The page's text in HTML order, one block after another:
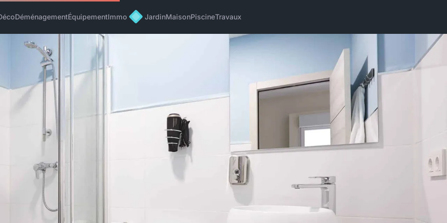
DéménagementÉquipementImmo JardinMaisonPiscineTravaux